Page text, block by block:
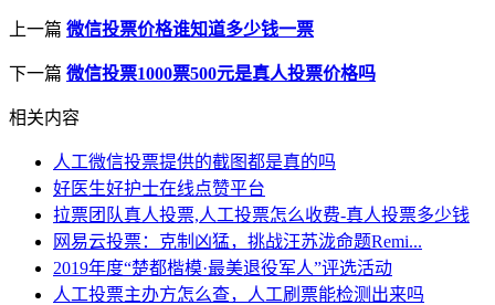
上一篇 微信投票价格谁知道多少钱一票
下一篇 微信投票1000票500元是真人投票价格吗
相关内容
人工微信投票提供的截图都是真的吗
好医生好护士在线点赞平台
拉票团队真人投票,人工投票怎么收费-真人投票多少钱
网易云投票：克制凶猛，挑战汪苏泷命题Remi...
2019年度“楚都楷模·最美退役军人”评选活动
人工投票主办方怎么查，人工刷票能检测出来吗